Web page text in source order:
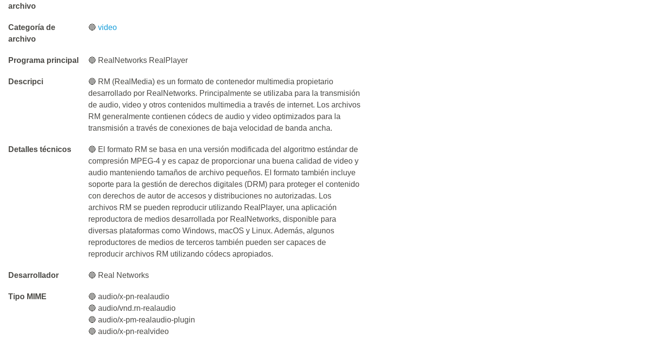
archivo
Categoría de
archivo
🔵video
Programa principal 🔵 RealNetworks RealPlayer
Descripci
🔵 RM (RealMedia) es un formato de contenedor multimedia propietario
desarrollado por RealNetworks. Principalmente se utilizaba para la transmisión
de audio, video y otros contenidos multimedia a través de internet. Los archivos
RM generalmente contienen códecs de audio y video optimizados para la
transmisión a través de conexiones de baja velocidad de banda ancha.
Detalles técnicos
🔵 El formato RM se basa en una versión modificada del algoritmo estándar de
compresión MPEG-4 y es capaz de proporcionar una buena calidad de video y
audio manteniendo tamaños de archivo pequeños. El formato también incluye
soporte para la gestión de derechos digitales (DRM) para proteger el contenido
con derechos de autor de accesos y distribuciones no autorizadas. Los
archivos RM se pueden reproducir utilizando RealPlayer, una aplicación
reproductora de medios desarrollada por RealNetworks, disponible para
diversas plataformas como Windows, macOS y Linux. Además, algunos
reproductores de medios de terceros también pueden ser capaces de
reproducir archivos RM utilizando códecs apropiados.
Desarrollador 🔵 Real Networks
Tipo MIME
🔵 audio/x-pn-realaudio
🔵 audio/vnd.rn-realaudio
🔵 audio/x-pm-realaudio-plugin
🔵 audio/x-pn-realvideo